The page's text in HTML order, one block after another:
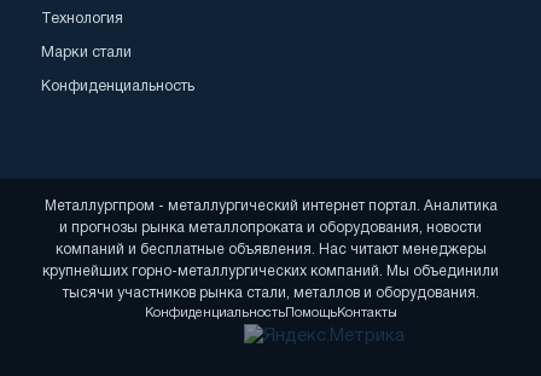
Технология
Марки стали
Конфиденциальность
Металлургпром - металлургический интернет портал. Аналитика
и прогнозы рынка металлопроката и оборудования, новости
компаний и бесплатные объявления. Нас читают менеджеры
крупнейших горно-металлургических компаний. Мы объединили
тысячи участников рынка стали, металлов и оборудования.
КонфиденциальностьПомощьКонтакты